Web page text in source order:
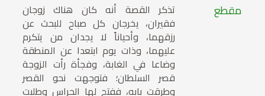
مقطع تذكر القصة أنه كان هناك زوجان
فقيران، يخرجان كل صباح للبحث عن
رزقهما، وأحياناً لا يجدان من يتكرم
عليهما، وذات يوم ابتعدا عن المنطقة
وضاعا في الغابة، وفجأة رأت الزوجة
قصر السلطان؛ فتوجهت نحو القصر
وطرقت بابه، ففتح لها الحراس وطلبت